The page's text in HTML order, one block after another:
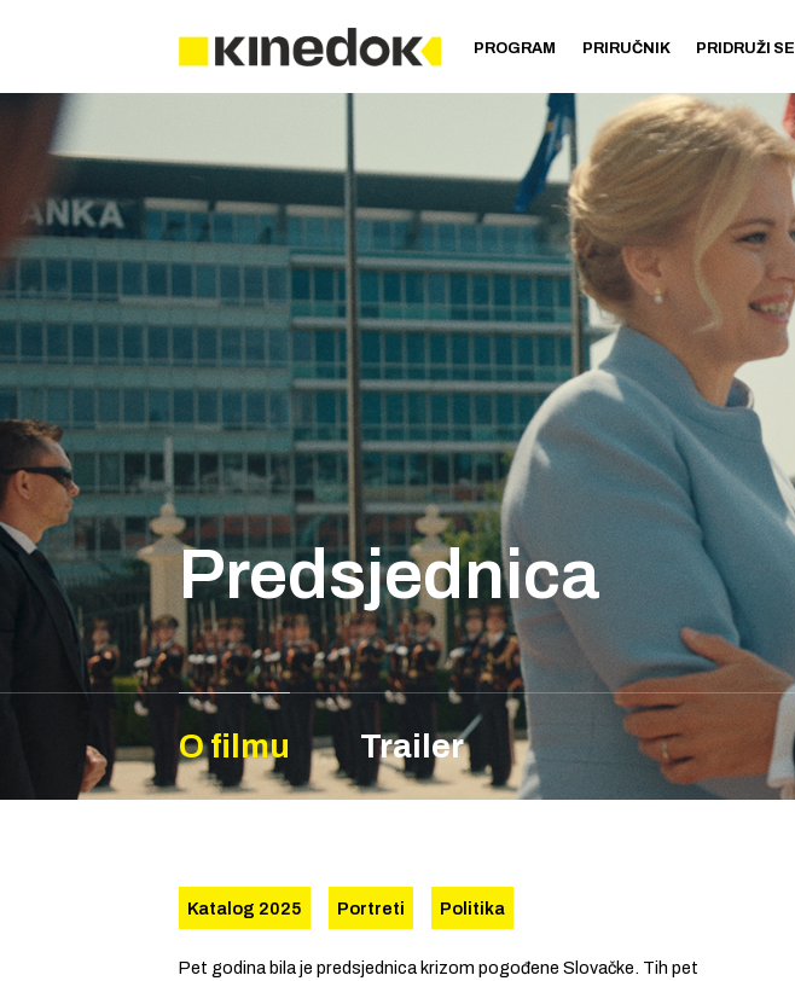
PROGRAM PRIRUČNIK PRIDRUŽI SE
Predsjednica
O filmu Trailer
Katalog 2025 Portreti Politika
Pet godina bila je predsjednica krizom pogođene Slovačke. Tih pet